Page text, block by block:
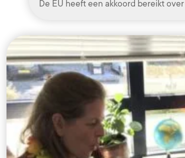
De EU heeft een akkoord bereikt